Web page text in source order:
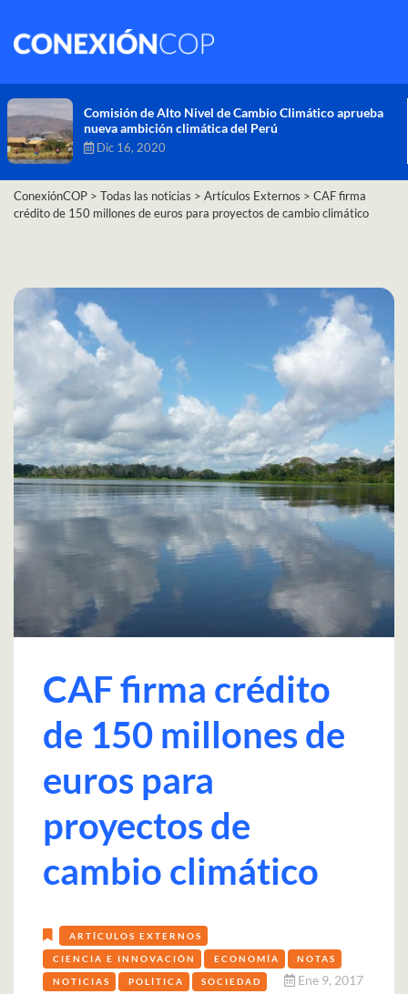
Comisión de Alto Nivel de Cambio Climático aprueba
nueva ambición climática del Perú
Dic 16, 2020
ConexiónCOP > Todas las noticias > Artículos Externos > CAF firma
crédito de 150 millones de euros para proyectos de cambio climático
CAF firma crédito
de 150 millones de
euros para
proyectos de
cambio climático
ARTÍCULOS EXTERNOS
CIENCIA E INNOVACIÓN ECONOMÍA NOTAS
NOTICIAS POLÍTICA SOCIEDAD
Ene 9, 2017